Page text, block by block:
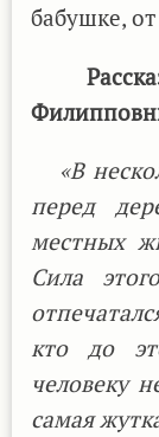
бабушке,
«В
перед
местных
Сила
кто до
человеку
самая